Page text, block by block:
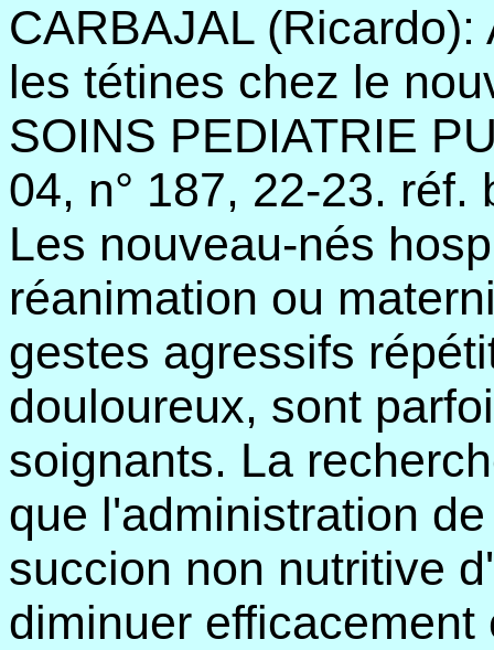
CARBAJAL
les tétines chez le
SOINS PEDIATRIE
04, n° 187, 22-23. réf.
Les nouveau-nés
réanimation ou
gestes agressifs
douloureux, sont
soignants. La
que l'administration
succion non nutritive
diminuer